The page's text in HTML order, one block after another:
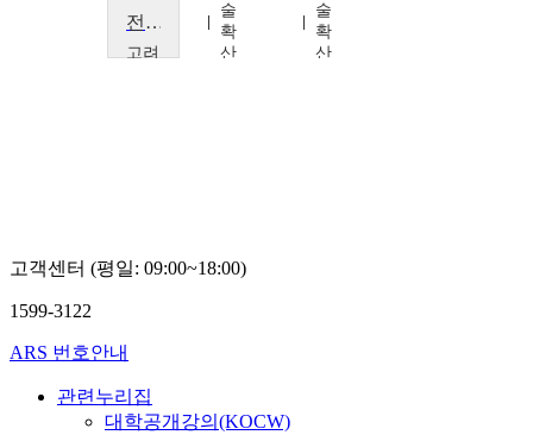
술
확
산
술
확
산
술
확
산
전쟁과 인간
고려
고객센터 (평일: 09:00~18:00)
1599-3122
ARS 번호안내
관련누리집
대학공개강의(KOCW)